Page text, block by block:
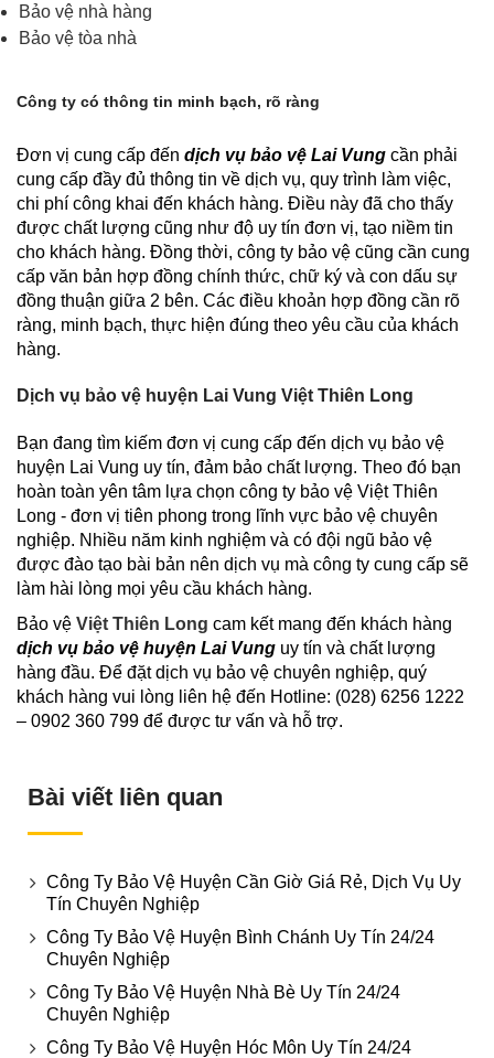
Bảo vệ nhà hàng
Bảo vệ tòa nhà
Công ty có thông tin minh bạch, rõ ràng
Đơn vị cung cấp đến dịch vụ bảo vệ Lai Vung cần phải
cung cấp đầy đủ thông tin về dịch vụ, quy trình làm việc,
chi phí công khai đến khách hàng. Điều này đã cho thấy
được chất lượng cũng như độ uy tín đơn vị, tạo niềm tin
cho khách hàng. Đồng thời, công ty bảo vệ cũng cần cung
cấp văn bản hợp đồng chính thức, chữ ký và con dấu sự
đồng thuận giữa 2 bên. Các điều khoản hợp đồng cần rõ
ràng, minh bạch, thực hiện đúng theo yêu cầu của khách
hàng.
Dịch vụ bảo vệ huyện Lai Vung Việt Thiên Long
Bạn đang tìm kiếm đơn vị cung cấp đến dịch vụ bảo vệ
huyện Lai Vung uy tín, đảm bảo chất lượng. Theo đó bạn
hoàn toàn yên tâm lựa chọn công ty bảo vệ Việt Thiên
Long - đơn vị tiên phong trong lĩnh vực bảo vệ chuyên
nghiệp. Nhiều năm kinh nghiệm và có đội ngũ bảo vệ
được đào tạo bài bản nên dịch vụ mà công ty cung cấp sẽ
làm hài lòng mọi yêu cầu khách hàng.
Bảo vệ Việt Thiên Long cam kết mang đến khách hàng
dịch vụ bảo vệ huyện Lai Vung uy tín và chất lượng
hàng đầu. Để đặt dịch vụ bảo vệ chuyên nghiệp, quý
khách hàng vui lòng liên hệ đến Hotline: (028) 6256 1222
– 0902 360 799 để được tư vấn và hỗ trợ.
Bài viết liên quan
Công Ty Bảo Vệ Huyện Cần Giờ Giá Rẻ, Dịch Vụ Uy
Tín Chuyên Nghiệp
Công Ty Bảo Vệ Huyện Bình Chánh Uy Tín 24/24
Chuyên Nghiệp
Công Ty Bảo Vệ Huyện Nhà Bè Uy Tín 24/24
Chuyên Nghiệp
Công Ty Bảo Vệ Huyện Hóc Môn Uy Tín 24/24